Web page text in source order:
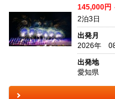
145,000円
2泊3日
出発月
2026年
出発地
愛知県